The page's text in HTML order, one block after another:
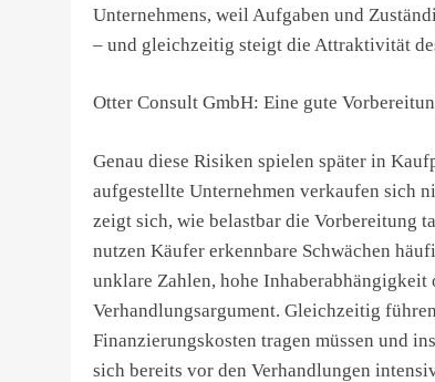
Unternehmens, weil Aufgaben und
– und gleichzeitig steigt die Attraktivität
Otter Consult GmbH: Eine gute
Genau diese Risiken spielen später in
aufgestellte Unternehmen verkaufen sich
zeigt sich, wie belastbar die Vorbereitung
nutzen Käufer erkennbare Schwächen
unklare Zahlen, hohe
Verhandlungsargument. Gleichzeitig
Finanzierungskosten tragen müssen und
sich bereits vor den Verhandlungen